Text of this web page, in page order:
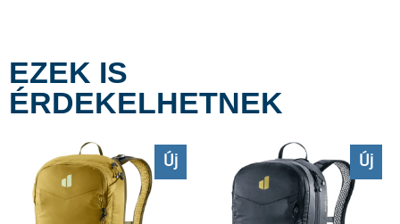
EZEK IS
ÉRDEKELHETNEK
Új Új